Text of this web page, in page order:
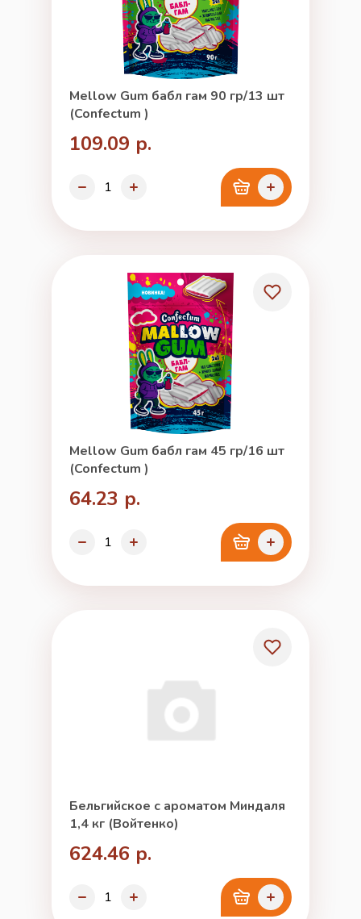
Mellow Gum бабл гам 90 гр/13 шт
(Confectum )
109.09 р.
Mellow Gum бабл гам 45 гр/16 шт
(Confectum )
64.23 р.
Бельгийское с ароматом Миндаля
1,4 кг (Войтенко)
624.46 р.